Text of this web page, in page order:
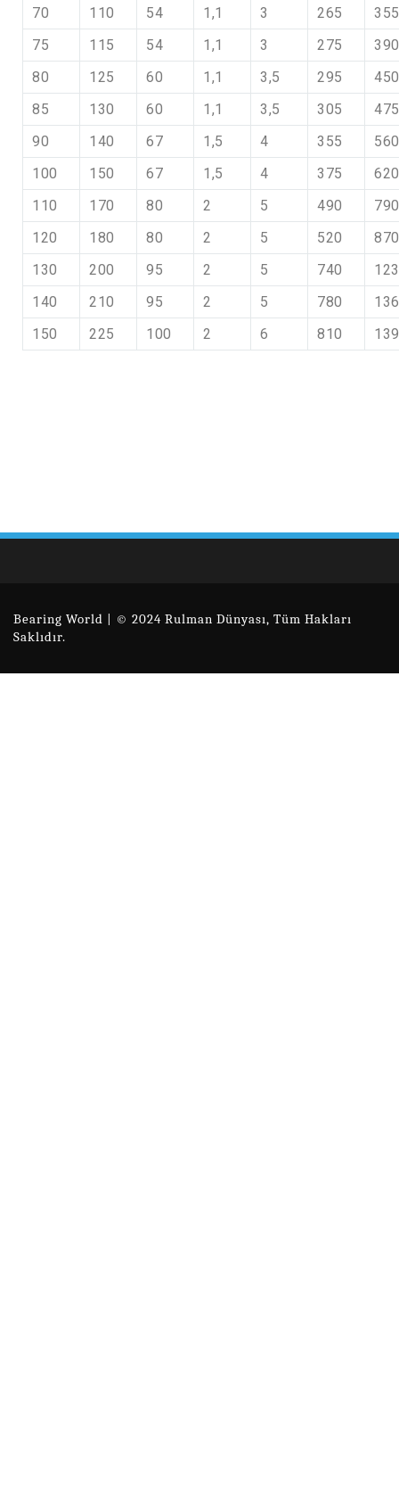
70
110 54 1,1 3 265
355
75
115 54 1,1 3 275
390
80
125 60 1,1 3,5 295
450
85
130 60 1,1 3,5 305
475
90
140 67 1,5 4 355
560
100
150 67 1,5 4 375
620
110
170 80 2 5 490
790
120
180 80 2 5 520
870
130
200 95 2 5 740
140
210 95 2 5 780
150
225 100 2 6 810
Bearing World | © 2024 Rulman Dünyası, Tüm Hakları
Saklıdır.